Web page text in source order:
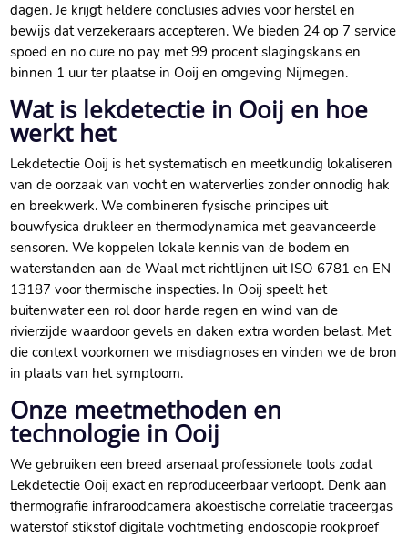
dagen. Je krijgt heldere conclusies advies voor herstel en
bewijs dat verzekeraars accepteren. We bieden 24 op 7 service
spoed en no cure no pay met 99 procent slagingskans en
binnen 1 uur ter plaatse in Ooij en omgeving Nijmegen.
Wat is lekdetectie in Ooij en hoe
werkt het
Lekdetectie Ooij is het systematisch en meetkundig lokaliseren
van de oorzaak van vocht en waterverlies zonder onnodig hak
en breekwerk. We combineren fysische principes uit
bouwfysica drukleer en thermodynamica met geavanceerde
sensoren. We koppelen lokale kennis van de bodem en
waterstanden aan de Waal met richtlijnen uit ISO 6781 en EN
13187 voor thermische inspecties. In Ooij speelt het
buitenwater een rol door harde regen en wind van de
rivierzijde waardoor gevels en daken extra worden belast. Met
die context voorkomen we misdiagnoses en vinden we de bron
in plaats van het symptoom.
Onze meetmethoden en
technologie in Ooij
We gebruiken een breed arsenaal professionele tools zodat
Lekdetectie Ooij exact en reproduceerbaar verloopt. Denk aan
thermografie infraroodcamera akoestische correlatie traceergas
waterstof stikstof digitale vochtmeting endoscopie rookproef